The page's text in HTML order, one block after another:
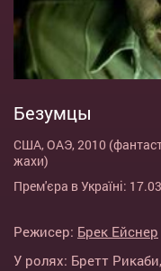
Безумцы
США, ОАЭ, 2010
жахи)
Прем'єра в Україні:
Режисер: Брек Ейснер
У ролях: Бретт Рикаби,